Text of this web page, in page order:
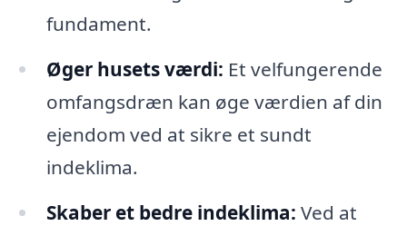
fundament.
Øger husets værdi: Et velfungerende
omfangsdræn kan øge værdien af din
ejendom ved at sikre et sundt
indeklima.
Skaber et bedre indeklima: Ved at